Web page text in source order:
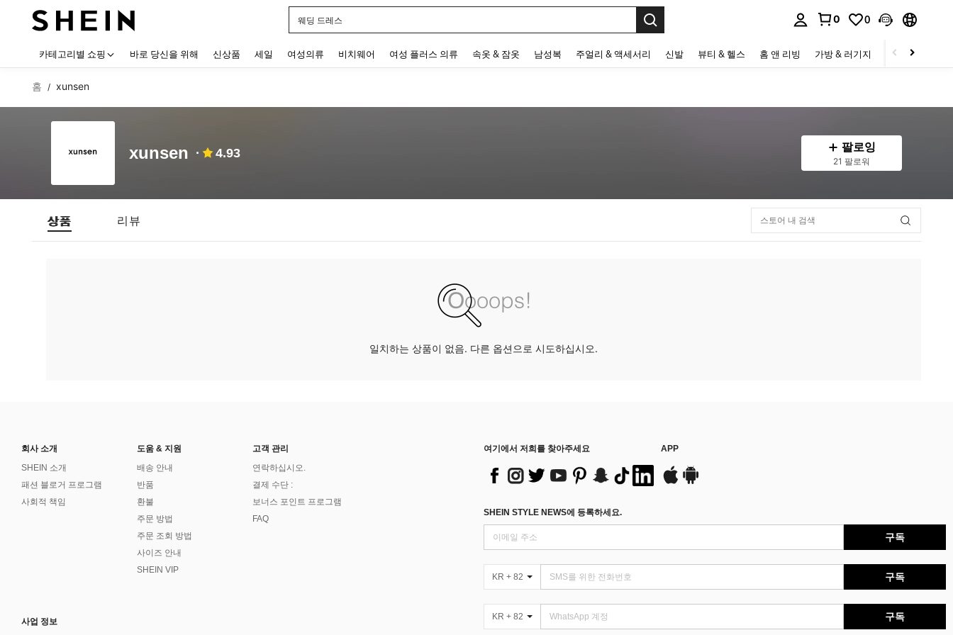
웨딩 드레스
0 0
카테고리별 쇼핑 바로 당신을 위해 신상품 세일 여성의류 비치웨어 여성 플러스 의류 속옷 & 잠옷 남성복 주얼리 & 액세서리 신발 뷰티 & 헬스 홈 앤 리빙 가방 & 러기지 스포츠 & 아웃
홈 / xunsen
xunsen 4.93 팔로잉
21 팔로워
상품 리뷰
일치하는 상품이 없음. 다른 옵션으로 시도하십시오.
회사 소개
SHEIN 소개
패션 블로거 프로그램
사회적 책임
도움 & 지원
배송 안내
반품
환불
주문 방법
주문 조회 방법
사이즈 안내
SHEIN VIP
고객 관리
연락하십시오.
결제 수단 :
보너스 포인트 프로그램
FAQ
사업 정보
여기에서 저희를 찾아주세요 APP
SHEIN STYLE NEWS에 등록하세요.
구독
KR + 82 구독
KR + 82 구독